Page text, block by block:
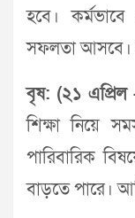
হবে।
সফলতা আসবে।
বৃষ: (২১
শিক্ষা নিয়ে
পারিবারিক
বাড়তে পারে।